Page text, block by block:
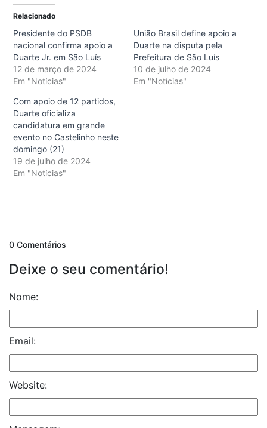
Relacionado
Presidente do PSDB
nacional confirma apoio a
Duarte Jr. em São Luís
12 de março de 2024
Em "Notícias"
União Brasil define apoio a
Duarte na disputa pela
Prefeitura de São Luís
10 de julho de 2024
Em "Notícias"
Com apoio de 12 partidos,
Duarte oficializa
candidatura em grande
evento no Castelinho neste
domingo (21)
19 de julho de 2024
Em "Notícias"
0 Comentários
Deixe o seu comentário!
Nome:
Email:
Website: